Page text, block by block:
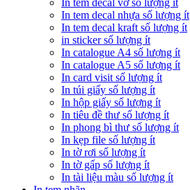
In tem decal nhựa số lượng ít
In tem decal kraft số lượng ít
in sticker số lượng ít
In catalogue A4 số lượng ít
In catalogue A5 số lượng ít
In card visit số lượng ít
In túi giấy số lượng ít
In hộp giấy số lượng ít
In tiêu đề thư số lượng ít
In phong bì thư số lượng ít
In kẹp file số lượng ít
In tờ rơi số lượng ít
In tờ gấp số lượng ít
In tài liệu màu số lượng ít